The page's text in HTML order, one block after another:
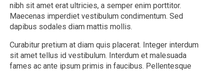
nibh sit amet erat ultricies, a semper enim porttitor.
Maecenas imperdiet vestibulum condimentum. Sed
dapibus sodales diam mattis mollis.
Curabitur pretium at diam quis placerat. Integer interdum
sit amet tellus id vestibulum. Interdum et malesuada
fames ac ante ipsum primis in faucibus. Pellentesque